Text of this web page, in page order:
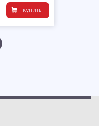
купить